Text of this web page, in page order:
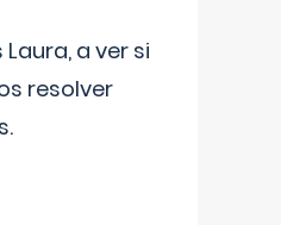
a ver si
resolver